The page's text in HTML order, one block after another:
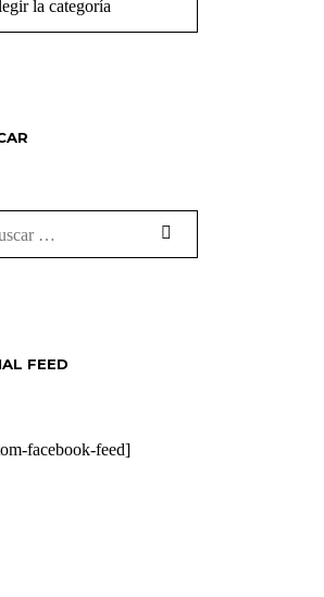
FEED
facebook-feed]